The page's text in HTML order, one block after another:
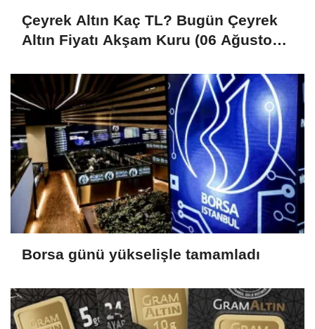
Çeyrek Altın Kaç TL? Bugün Çeyrek
Altın Fiyatı Akşam Kuru (06 Ağustos
Borsa günü yükselişle tamamladı